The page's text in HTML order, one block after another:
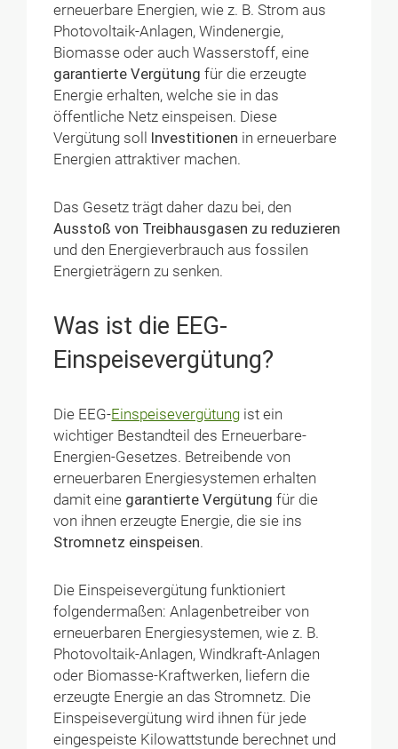
erneuerbare Energien, wie z. B. Strom aus
Photovoltaik-Anlagen, Windenergie,
Biomasse oder auch Wasserstoff, eine
garantierte Vergütung für die erzeugte
Energie erhalten, welche sie in das
öffentliche Netz einspeisen. Diese
Vergütung soll Investitionen in erneuerbare
Energien attraktiver machen.
Das Gesetz trägt daher dazu bei, den
Ausstoß von Treibhausgasen zu reduzieren
und den Energieverbrauch aus fossilen
Energieträgern zu senken.
Was ist die EEG-
Einspeisevergütung?
Die EEG-Einspeisevergütung ist ein
wichtiger Bestandteil des Erneuerbare-
Energien-Gesetzes. Betreibende von
erneuerbaren Energiesystemen erhalten
damit eine garantierte Vergütung für die
von ihnen erzeugte Energie, die sie ins
Stromnetz einspeisen.
Die Einspeisevergütung funktioniert
folgendermaßen: Anlagenbetreiber von
erneuerbaren Energiesystemen, wie z. B.
Photovoltaik-Anlagen, Windkraft-Anlagen
oder Biomasse-Kraftwerken, liefern die
erzeugte Energie an das Stromnetz. Die
Einspeisevergütung wird ihnen für jede
eingespeiste Kilowattstunde berechnet und